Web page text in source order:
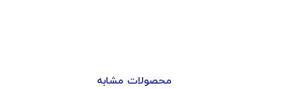
محصولات مشابه